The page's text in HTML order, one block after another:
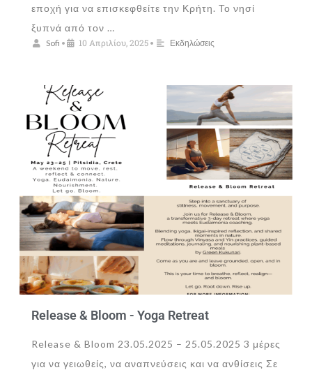
εποχή για να επισκεφθείτε την Κρήτη. Το νησί
ξυπνά από τον …
Sofi • 10 Απριλίου, 2025 • Εκδηλώσεις
Release & Bloom - Yoga Retreat
Release & Bloom 23.05.2025 – 25.05.2025 3 μέρες
για να γειωθείς, να αναπνεύσεις και να ανθίσεις Σε